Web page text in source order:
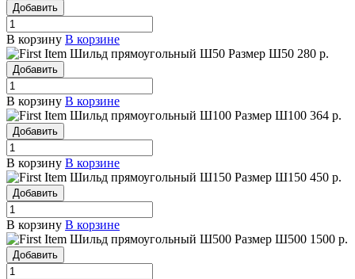
Добавить
В корзину В корзине
Шильд прямоугольный Ш50 Размер Ш50 280 р.
Добавить
В корзину В корзине
Шильд прямоугольный Ш100 Размер Ш100 364 р.
Добавить
В корзину В корзине
Шильд прямоугольный Ш150 Размер Ш150 450 р.
Добавить
В корзину В корзине
Шильд прямоугольный Ш500 Размер Ш500 1500 р.
Добавить